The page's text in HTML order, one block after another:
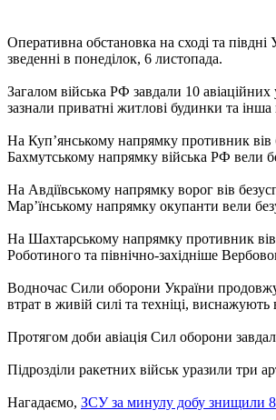
Оперативна обстановка на сході та
зведенні в понеділок, 6 листопада.
Загалом війська РФ завдали 10
зазнали приватні житлові будинки та
На Куп’янському напрямку противник вів
Бахмутському напрямку війська РФ вели
На Авдіївському напрямку ворог вів
Мар’їнському напрямку окупанти вели
На Шахтарському напрямку противник вів
Роботиного та північно-західніше
Водночас Сили оборони України
втрат в живій силі та техніці, виснажують
Протягом доби авіація Сил оборони
Підрозділи ракетних військ уразили три
Нагадаємо, ЗСУ за минулу добу знищили